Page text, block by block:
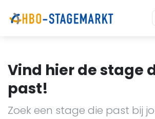
Vind hier de stage
past!
Zoek een stage die past bij